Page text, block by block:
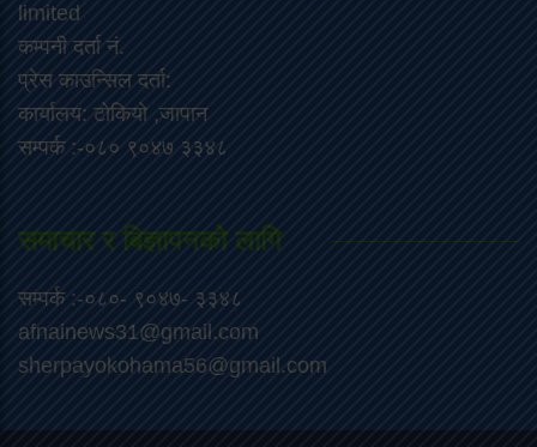
limited
कम्पनी दर्ता नं.
प्रेस काउन्सिल दर्ता:
कार्यालय: टोकियो ,जापान
सम्पर्क :-०८० ९०४७ ३३४८
समाचार र बिज्ञापनको लागि
सम्पर्क :-०८०- ९०४७- ३३४८
afnainews31@gmail.com
sherpayokohama56@gmail.com